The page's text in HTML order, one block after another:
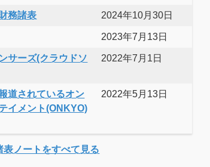
務諸表 2024年10月30日
2023年7月13日
サーズ(クラウドソ
2022年7月1日
道されているオン
イメント(ONKYO)
2022年5月13日
ノートをすべて見る